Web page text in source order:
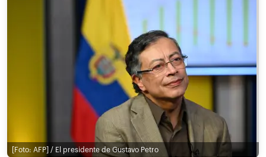
[Foto: AFP] / El presidente de Gustavo Petro